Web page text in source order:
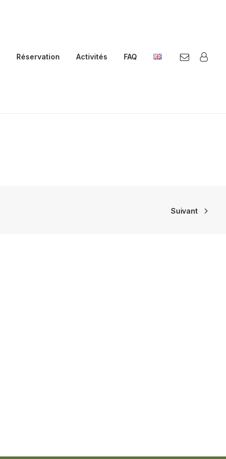
Réservation Activités FAQ
Suivant